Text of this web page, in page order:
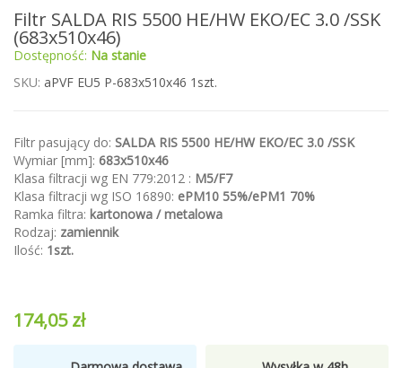
Przejdź
na
początek
galerii
Filtr SALDA RIS 5500 HE/HW EKO/EC 3.0 /SSK
(683x510x46)
Dostępność: Na stanie
SKU aPVF EU5 P-683x510x46 1szt.
Filtr pasujący do: SALDA RIS 5500 HE/HW EKO/EC 3.0 /SSK
Wymiar [mm]: 683x510x46
Klasa filtracji wg EN 779:2012 : M5/F7
Klasa filtracji wg ISO 16890: ePM10 55%/ePM1 70%
Ramka filtra: kartonowa / metalowa
Rodzaj: zamiennik
Ilość: 1szt.
174,05 zł